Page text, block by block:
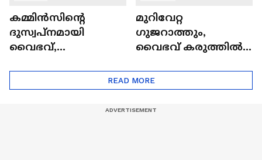
കമ്മിൻസിന്റെ
ദുസ്വപ്നമായി
വൈഭവ്,
അത്ഭുതപ്പിറവി
മുറിവേറ്റ
ഗുജറാത്തും,
വൈഭവ് കരുത്തില്‍
മുൻതൂക്കം ആർക്ക്?
READ MORE